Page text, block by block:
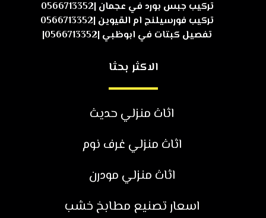
تركيب جبس بورد في عجمان |0566713352
تركيب فورسيلنج ام القيوين |0566713352
تفصيل كبتات في ابوظبي |0566713352|
الاكثر بحثا
اثاث منزلي حديث
اثاث منزلي غرف نوم
اثاث منزلي مودرن
اسعار تصنيع مطابخ خشب